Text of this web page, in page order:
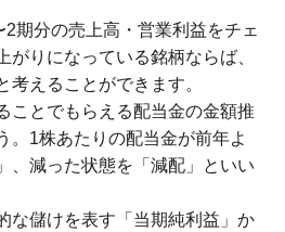
期分の売上高・営業利益をチェ
がりになっている銘柄ならば、
考えることができます。
ことでもらえる配当金の金額推
。1株あたりの配当金が前年よ
、減った状態を「減配」といい
な儲けを表す「当期純利益」か